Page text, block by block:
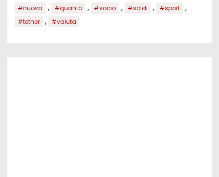
#nuova , #quanto , #socio , #soldi , #sport ,
#tether , #valuta